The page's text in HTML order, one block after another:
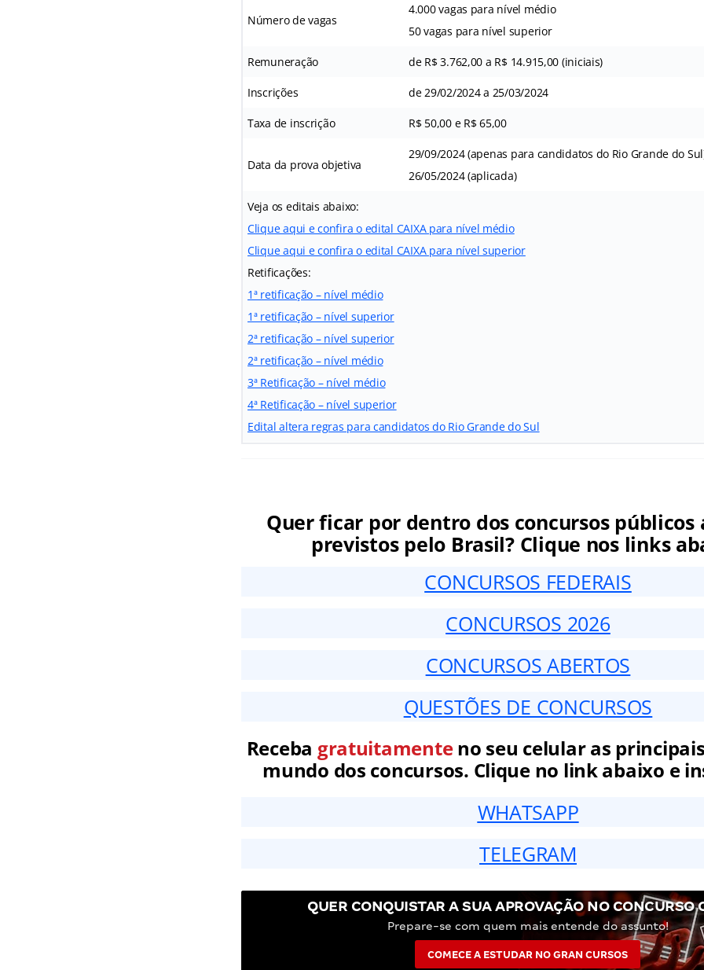
Número de vagas
4.000 vagas para nível médio
50 vagas para nível superior
Remuneração de R$ 3.762,00 a R$ 14.915,00 (iniciais)
Inscrições de 29/02/2024 a 25/03/2024
Taxa de inscrição R$ 50,00 e R$ 65,00
Data da prova objetiva
29/09/2024 (apenas para candidatos do Rio Grande do
26/05/2024 (aplicada)
Veja os editais abaixo:
Clique aqui e confira o edital CAIXA para nível médio
Clique aqui e confira o edital CAIXA para nível superior
Retificações:
1ª retificação – nível médio
1ª retificação – nível superior
2ª retificação – nível superior
2ª retificação – nível médio
3ª Retificação – nível médio
4ª Retificação – nível superior
Edital altera regras para candidatos do Rio Grande do Sul
Quer ficar por dentro dos concursos públicos
previstos pelo Brasil? Clique nos links
CONCURSOS FEDERAIS
CONCURSOS 2026
CONCURSOS ABERTOS
QUESTÕES DE CONCURSOS
Receba gratuitamenteno seu celular as
mundo dos concursos. Clique no link abaixo e
WHATSAPP
TELEGRAM
QUER CONQUISTAR A SUA APROVAÇÃO NO CONCURSO
Prepare-se com quem mais entende do assunto!
COMECE A ESTUDAR NO GRAN CURSOS